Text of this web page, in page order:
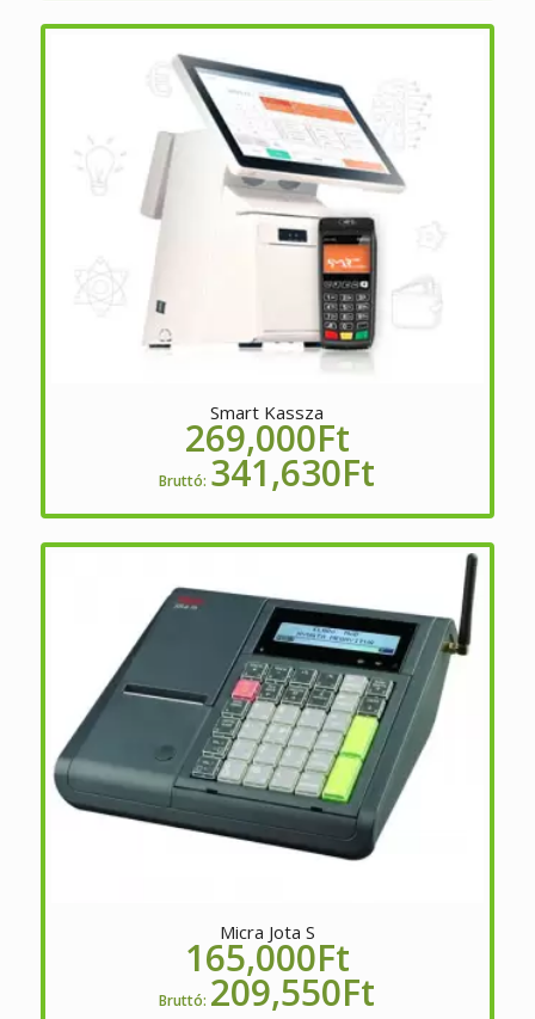
Smart Kassza
269,000Ft
Bruttó: 341,630Ft
Micra Jota S
165,000Ft
Bruttó: 209,550Ft